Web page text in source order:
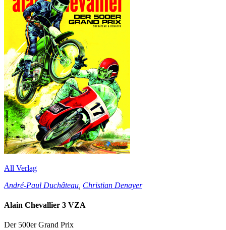
All Verlag
André-Paul Duchâteau Christian Denayer
Alain Chevallier 3 VZA
Der 500er Grand Prix